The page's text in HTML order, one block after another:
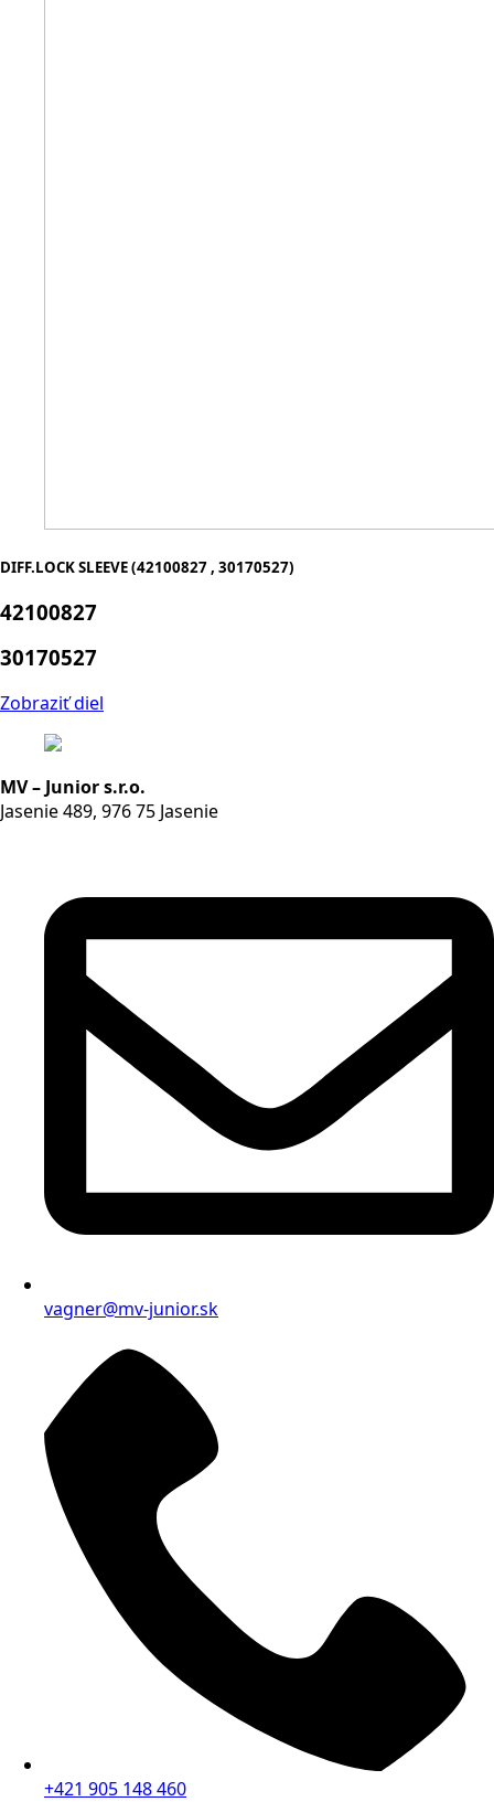
DIFF.LOCK SLEEVE (42100827 , 30170527)
42100827
30170527
Zobraziť diel
MV – Junior s.r.o.
Jasenie 489, 976 75 Jasenie
vagner@mv-junior.sk
+421 905 148 460